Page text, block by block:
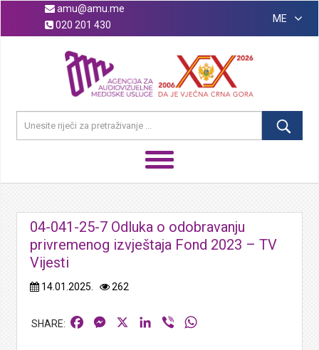
amu@amu.me
020 201 430
ME
04-041-25-7 Odluka o odobravanju
privremenog izvještaja Fond 2023 – TV
Vijesti
14.01.2025. 262
FacebookMessengerLinkedIn
Viber